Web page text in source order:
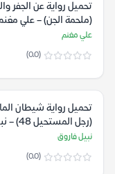
تحميل رواية عن الجفر
(ملحمة الجن) – علي
علي مغنم
(0.0)
تحميل رواية شيطان
(رجل المستحيل
فاروق
نبيل فاروق
(0.0)